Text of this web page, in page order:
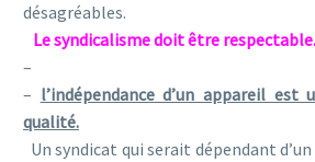
désagréables.
Le syndicalisme doit être respectable.
–
– l’indépendance d’un appareil
qualité.
Un syndicat qui serait dépendant